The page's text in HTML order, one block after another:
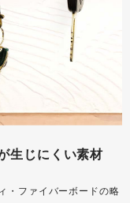
生じにくい素材
・ファイバーボードの略